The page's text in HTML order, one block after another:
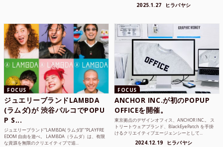
2025.1.27 ヒラバヤシ
FOCUS
ジュエリーブランドLAMBDA
(ラムダ)が 渋谷パルコでPOPU
P S...
ジュエリーブランド“LAMBDA( ラムダ))” “PLAYFRE
EDOM 自由を遊べ。 LAMBDA（ラムダ）は、有限
な資源を無限のクリエイティブで追...
FOCUS
ANCHOR INC.が初のPOPUP
OFFICEを開催。
東京拠点のデザインオフィス、ANCHOR INC.。 ス
トリートウェアブランド、BlackEyePatch を手掛
けるクリエイティブエージェンシーとして...
2024.12.19 ヒラバヤシ